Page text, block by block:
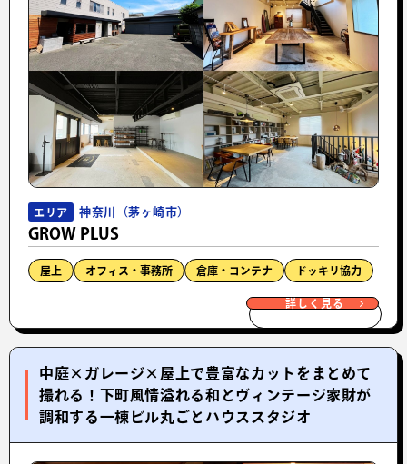
エリア 神奈川（茅ヶ崎市）
GROW PLUS
屋上 オフィス・事務所 倉庫・コンテナ ドッキリ協力
詳しく見る
中庭×ガレージ×屋上で豊富なカットをまとめて
撮れる！下町風情溢れる和とヴィンテージ家財が
調和する一棟ビル丸ごとハウススタジオ